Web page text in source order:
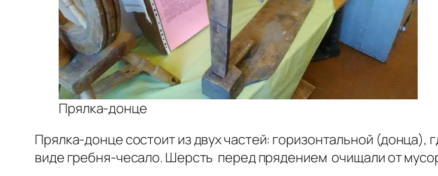
Прялка-донце
Прялка-донце состоит из двух частей: горизонтальной (донца),
виде гребня-чесало. Шерсть перед прядением очищали от